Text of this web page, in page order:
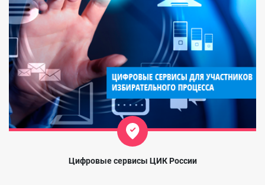
Цифровые сервисы ЦИК России